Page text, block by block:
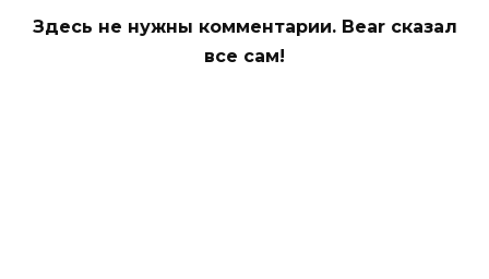
Здесь не нужны комментарии. Bear сказал
все сам!